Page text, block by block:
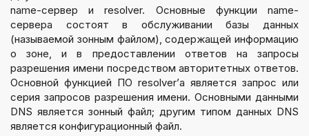
name-сервер и resolver. Основные функции name-
сервера состоят в обслуживании базы данных
(называемой зонным файлом), содержащей информацию
о зоне, и в предоставлении ответов на запросы
разрешения имени посредством авторитетных ответов.
Основной функцией ПО resolver’а является запрос или
серия запросов разрешения имени. Основными данными
DNS является зонный файл; другим типом данных DNS
является конфигурационный файл.